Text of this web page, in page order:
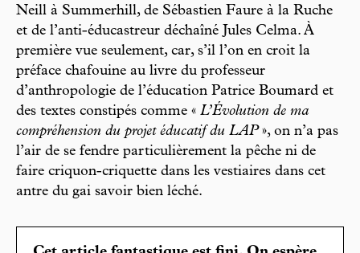
Neill à Summerhill, de Sébastien Faure à la Ruche
et de l’anti-éducastreur déchaîné Jules Celma. À
première vue seulement, car, s’il l’on en croit la
préface chafouine au livre du professeur
d’anthropologie de l’éducation Patrice Boumard et
des textes constipés comme « L’Évolution de ma
compréhension du projet éducatif du LAP», on n’a pas
l’air de se fendre particulièrement la pêche ni de
faire criquon-criquette dans les vestiaires dans cet
antre du gai savoir bien léché.